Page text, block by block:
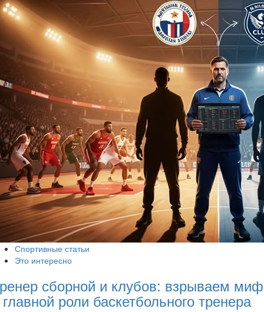
Спортивные статьи
Это интересно
сборной и клубов: взрываем миф
роли баскетбольного тренера